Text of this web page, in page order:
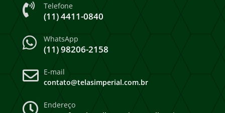
 Telefone
(11) 4411-0840
 WhatsApp
(11) 98206-2158
 E-mail
contato@telasimperial.com.br

Endereço